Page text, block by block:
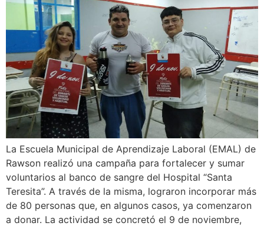
La Escuela Municipal de Aprendizaje Laboral (EMAL) de
Rawson realizó una campaña para fortalecer y sumar
voluntarios al banco de sangre del Hospital “Santa
Teresita”. A través de la misma, lograron incorporar más
de 80 personas que, en algunos casos, ya comenzaron
a donar. La actividad se concretó el 9 de noviembre,